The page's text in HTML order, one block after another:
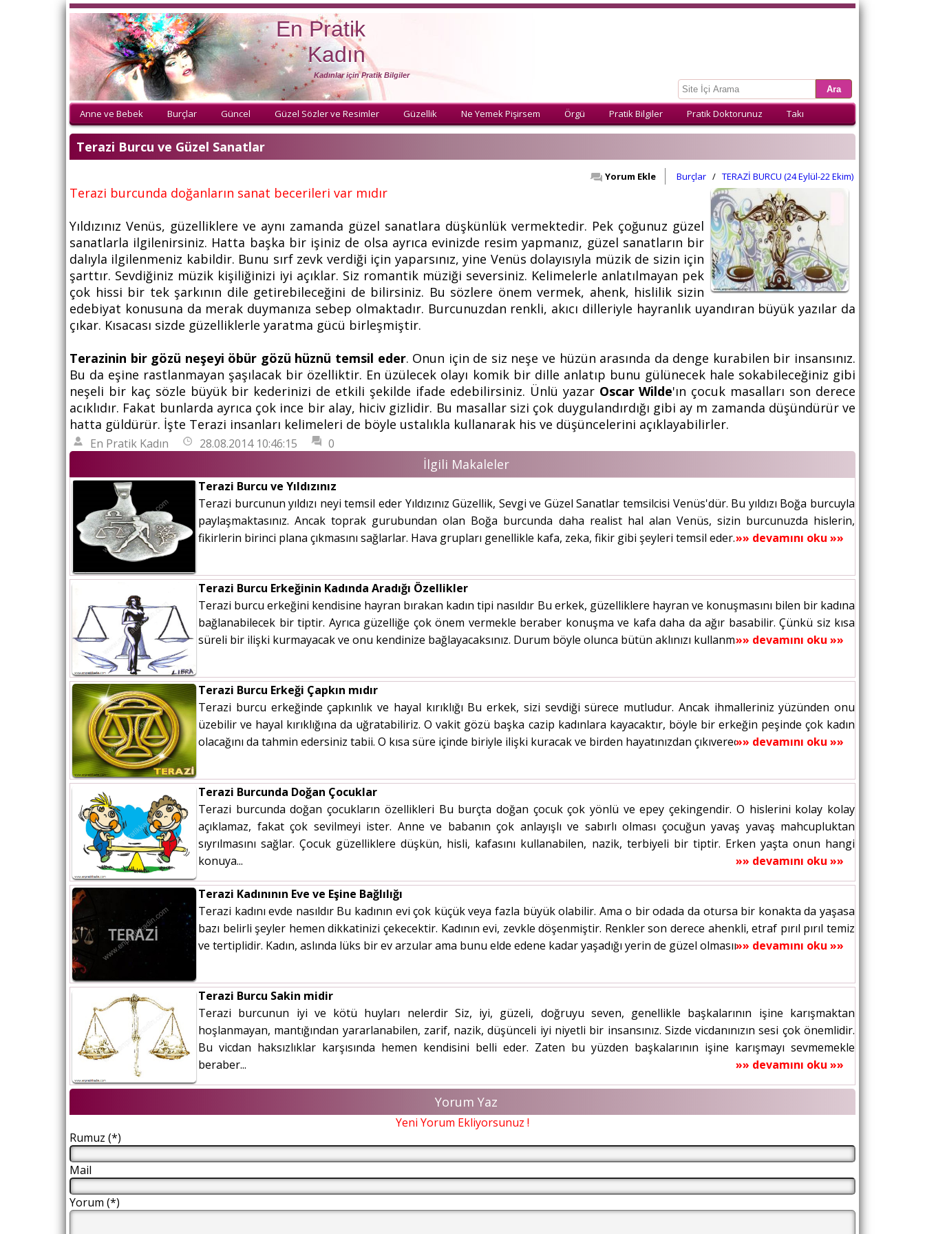
En Pratik
Kadın
Kadınlar için Pratik Bilgiler
Anne ve Bebek Burçlar Güncel Güzel Sözler ve Resimler Güzellik Ne Yemek Pişirsem Örgü Pratik Bilgiler Pratik Doktorunuz Takı
Terazi Burcu ve Güzel Sanatlar
TERAZİ BURCU (24 Eylül-22 Ekim)
/
Burçlar
Yorum Ekle
Terazi burcunda doğanların sanat becerileri var mıdır
Yıldızınız Venüs, güzelliklere ve aynı zamanda güzel sanatlara düşkünlük vermektedir. Pek çoğunuz güzel
sanatlarla ilgilenirsiniz. Hatta başka bir işiniz de olsa ayrıca evinizde resim yapmanız, güzel sanatların bir
dalıyla ilgilenmeniz kabildir. Bunu sırf zevk verdiği için yaparsınız, yine Venüs dolayısıyla müzik de sizin için
şarttır. Sevdiğiniz müzik kişiliğinizi iyi açıklar. Siz romantik müziği seversiniz. Kelimelerle anlatılmayan pek
çok hissi bir tek şarkının dile getirebileceğini de bilirsiniz. Bu sözlere önem vermek, ahenk, hislilik sizin
edebiyat konusuna da merak duymanıza sebep olmaktadır. Burcunuzdan renkli, akıcı dilleriyle hayranlık uyandıran büyük yazılar da
çıkar. Kısacası sizde güzelliklerle yaratma gücü birleşmiştir.
Terazinin bir gözü neşeyi öbür gözü hüznü temsil eder. Onun için de siz neşe ve hüzün arasında da denge kurabilen bir insansınız.
Bu da eşine rastlanmayan şaşılacak bir özelliktir. En üzülecek olayı komik bir dille anlatıp bunu gülünecek hale sokabileceğiniz gibi
neşeli bir kaç sözle büyük bir kederinizi de etkili şekilde ifade edebilirsiniz. Ünlü yazar Oscar Wilde'ın çocuk masalları son derece
acıklıdır. Fakat bunlarda ayrıca çok ince bir alay, hiciv gizlidir. Bu masallar sizi çok duygulandırdığı gibi ay m zamanda düşündürür ve
hatta güldürür. İşte Terazi insanları kelimeleri de böyle ustalıkla kullanarak his ve düşüncelerini açıklayabilirler.
En Pratik Kadın 28.08.2014 10:46:15 0
İlgili Makaleler
Terazi Burcu ve Yıldızınız
Terazi burcunun yıldızı neyi temsil eder Yıldızınız Güzellik, Sevgi ve Güzel Sanatlar temsilcisi Venüs'dür. Bu yıldızı Boğa burcuyla
paylaşmaktasınız. Ancak toprak gurubundan olan Boğa burcunda daha realist hal alan Venüs, sizin burcunuzda hislerin,
fikirlerin birinci plana çıkmasını sağlarlar. Hava grupları genellikle kafa, zeka, fikir gibi şeyleri temsil eder. Venüs de...
»» devamını oku »»
Terazi Burcu Erkeğinin Kadında Aradığı Özellikler
Terazi burcu erkeğini kendisine hayran bırakan kadın tipi nasıldır Bu erkek, güzelliklere hayran ve konuşmasını bilen bir kadına
bağlanabilecek bir tiptir. Ayrıca güzelliğe çok önem vermekle beraber konuşma ve kafa daha da ağır basabilir. Çünkü siz kısa
süreli bir ilişki kurmayacak ve onu kendinize bağlayacaksınız. Durum böyle olunca bütün aklınızı kullanmanız gerekecektir....
»» devamını oku »»
Terazi Burcu Erkeği Çapkın mıdır
Terazi burcu erkeğinde çapkınlık ve hayal kırıklığı Bu erkek, sizi sevdiği sürece mutludur. Ancak ihmalleriniz yüzünden onu
üzebilir ve hayal kırıklığına da uğratabiliriz. O vakit gözü başka cazip kadınlara kayacaktır, böyle bir erkeğin peşinde çok kadın
olacağını da tahmin edersiniz tabii. O kısa süre içinde biriyle ilişki kuracak ve birden hayatınızdan çıkıverecektir. Siz...»» devamını oku »»
Terazi Burcunda Doğan Çocuklar
Terazi burcunda doğan çocukların özellikleri Bu burçta doğan çocuk çok yönlü ve epey çekingendir. O hislerini kolay kolay
açıklamaz, fakat çok sevilmeyi ister. Anne ve babanın çok anlayışlı ve sabırlı olması çocuğun yavaş yavaş mahcupluktan
sıyrılmasını sağlar. Çocuk güzelliklere düşkün, hisli, kafasını kullanabilen, nazik, terbiyeli bir tiptir. Erken yaşta onun hangi
konuya...
»» devamını oku »»
Terazi Kadınının Eve ve Eşine Bağlılığı
Terazi kadını evde nasıldır Bu kadının evi çok küçük veya fazla büyük olabilir. Ama o bir odada da otursa bir konakta da yaşasa
bazı belirli şeyler hemen dikkatinizi çekecektir. Kadının evi, zevkle döşenmiştir. Renkler son derece ahenkli, etraf pırıl pırıl temiz
ve tertiplidir. Kadın, aslında lüks bir ev arzular ama bunu elde edene kadar yaşadığı yerin de güzel olmasını...»» devamını oku »»
Terazi Burcu Sakin midir
Terazi burcunun iyi ve kötü huyları nelerdir Siz, iyi, güzeli, doğruyu seven, genellikle başkalarının işine karışmaktan
hoşlanmayan, mantığından yararlanabilen, zarif, nazik, düşünceli iyi niyetli bir insansınız. Sizde vicdanınızın sesi çok önemlidir.
Bu vicdan haksızlıklar karşısında hemen kendisini belli eder. Zaten bu yüzden başkalarının işine karışmayı sevmemekle
beraber...
»» devamını oku »»
Yorum Yaz
Yeni Yorum Ekliyorsunuz !
Rumuz (*)
Mail
Yorum (*)